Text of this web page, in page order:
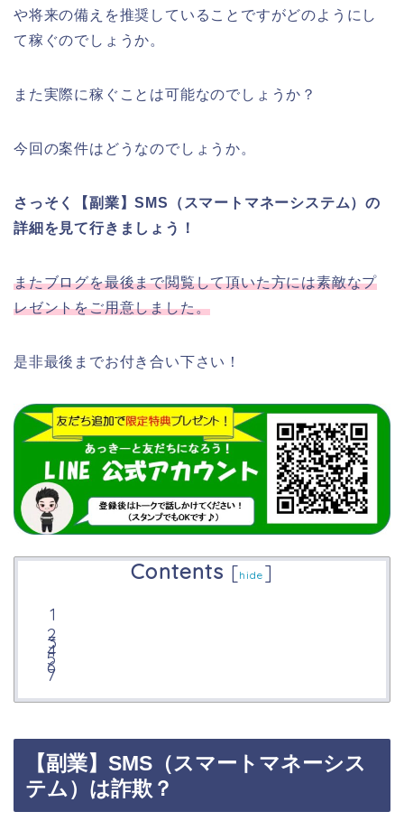
や将来の備えを推奨していることですがどのようにし
て稼ぐのでしょうか。
また実際に稼ぐことは可能なのでしょうか？
今回の案件はどうなのでしょうか。
さっそく【副業】SMS（スマートマネーシステム）の
詳細を見て行きましょう！
またブログを最後まで閲覧して頂いた方には素敵なプ
レゼントをご用意しました。
是非最後までお付き合い下さい！
Contents [hide ]
【副業】SMS（スマートマネーシス
テム）は詐欺？